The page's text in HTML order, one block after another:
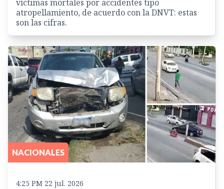
víctimas mortales por accidentes tipo
atropellamiento, de acuerdo con la DNVT: estas
son las cifras.
NACIONALES
4:25 PM 22 jul. 2026